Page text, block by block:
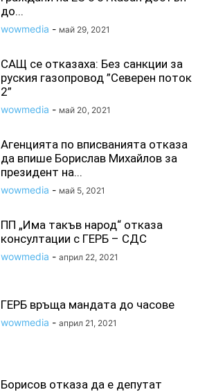
до...
wowmedia - май 29, 2021
САЩ се отказаха: Без санкции за
руския газопровод ”Северен поток
2”
wowmedia - май 20, 2021
Агенцията по вписванията отказа
да впише Борислав Михайлов за
президент на...
wowmedia - май 5, 2021
ПП „Има такъв народ“ отказа
консултации с ГЕРБ – СДС
wowmedia - април 22, 2021
ГЕРБ връща мандата до часове
wowmedia - април 21, 2021
Борисов отказа да е депутат